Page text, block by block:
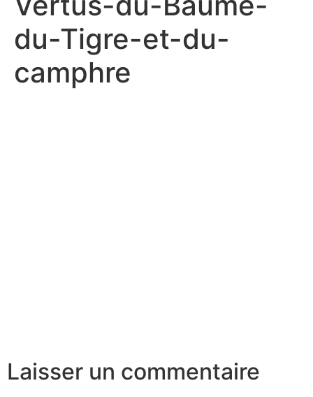
du-Tigre-et-du-
camphre
Laisser un commentaire